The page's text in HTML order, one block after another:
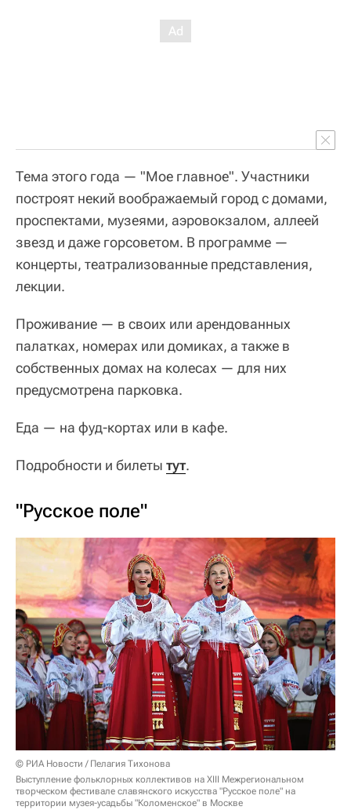
Тема этого года — "Мое главное". Участники
построят некий воображаемый город с домами,
проспектами, музеями, аэровокзалом, аллеей
звезд и даже горсоветом. В программе —
концерты, театрализованные представления,
лекции.
Проживание — в своих или арендованных
палатках, номерах или домиках, а также в
собственных домах на колесах — для них
предусмотрена парковка.
Еда — на фуд-кортах или в кафе.
Подробности и билеты тут.
"Русское поле"
© РИА Новости / Пелагия Тихонова
Выступление фольклорных коллективов на XIII Межрегиональном
творческом фестивале славянского искусства "Русское поле" на
территории музея-усадьбы "Коломенское" в Москве